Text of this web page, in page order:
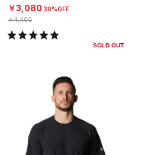
￥3,080 30%OFF
￥4,400
SOLD OUT